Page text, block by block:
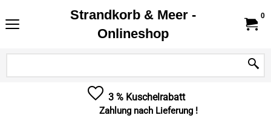
Strandkorb & Meer -
Onlineshop
0
3 % Kuschelrabatt
Zahlung nach Lieferung !